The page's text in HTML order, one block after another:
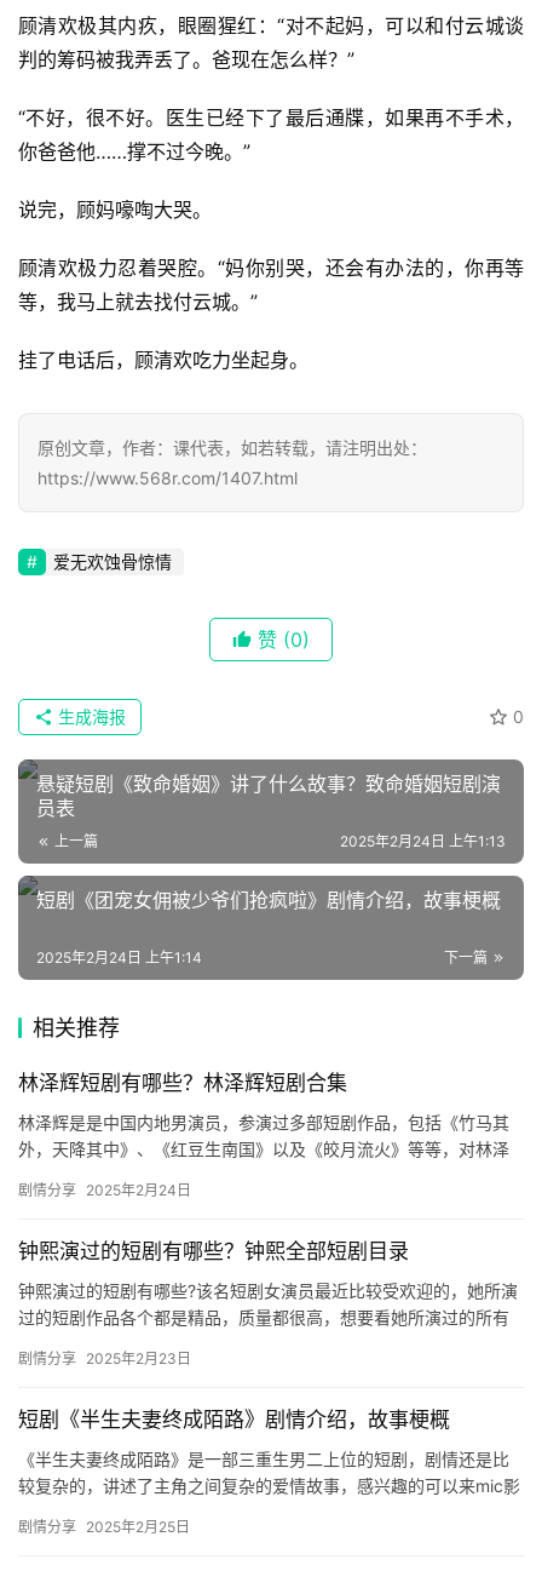
热
榜
速
递
🌱
博
主
星
🎬
短
剧
顾清欢极其内疚，眼圈猩红：“对不起妈，可以和付云城谈
判的筹码被我弄丢了。爸现在怎么样？”
“不好，很不好。医生已经下了最后通牒，如果再不手术，
你爸爸他……撑不过今晚。”
说完，顾妈嚎啕大哭。
顾清欢极力忍着哭腔。“妈你别哭，还会有办法的，你再等
等，我马上就去找付云城。”
挂了电话后，顾清欢吃力坐起身。
原创文章，作者：课代表，如若转载，请注明出处：
https://www.568r.com/1407.html
爱无欢蚀骨惊情
赞 (0)
0
生成海报
悬疑短剧《致命婚姻》讲了什么故事？致命婚姻短剧演
员表
上一篇 2025年2月24日 上午1:13
短剧《团宠女佣被少爷们抢疯啦》剧情介绍，故事梗概
下一篇
2025年2月24日 上午1:14
相关推荐
林泽辉短剧有哪些？林泽辉短剧合集
林泽辉是是中国内地男演员，参演过多部短剧作品，包括《竹马其
外，天降其中》、《红豆生南国》以及《皎月流火》等等，对林泽
剧情分享 2025年2月24日
钟熙演过的短剧有哪些？钟熙全部短剧目录
钟熙演过的短剧有哪些?该名短剧女演员最近比较受欢迎的，她所演
过的短剧作品各个都是精品，质量都很高，想要看她所演过的所有
《&…
剧情分享 2025年2月23日
短剧《半生夫妻终成陌路》剧情介绍，故事梗概
《半生夫妻终成陌路》是一部三重生男二上位的短剧，剧情还是比
较复杂的，讲述了主角之间复杂的爱情故事，感兴趣的可以来mic影
活…
剧情分享 2025年2月25日